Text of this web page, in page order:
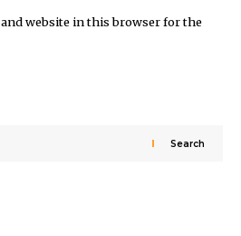
and website in this browser for the
Search